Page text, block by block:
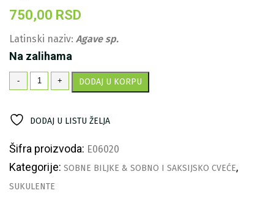
750,00 RSD
Latinski naziv: Agave sp.
Na zalihama
-
Agava
'Shaka
+ DODAJ U KORPU
DODAJ U LISTU ŽELJA
Šifra proizvoda: E06020
Kategorije: SOBNE BILJKE & SOBNO I SAKSIJSKO CVEĆE,
SUKULENTE